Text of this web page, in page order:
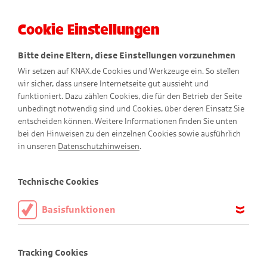
KNAXige Comics
Cookie Einstellungen
Bitte deine Eltern, diese Einstellungen vorzunehmen
Wir setzen auf KNAX.de Cookies und Werkzeuge ein. So stellen
wir sicher, dass unsere Internetseite gut aussieht und
funktioniert. Dazu zählen Cookies, die für den Betrieb der Seite
unbedingt notwendig sind und Cookies, über deren Einsatz Sie
entscheiden können. Weitere Informationen finden Sie unten
bei den Hinweisen zu den einzelnen Cookies sowie ausführlich
in unseren Datenschutzhinweisen.
Technische Cookies
Basisfunktionen
aktiviert sein.
Tracking Cookies